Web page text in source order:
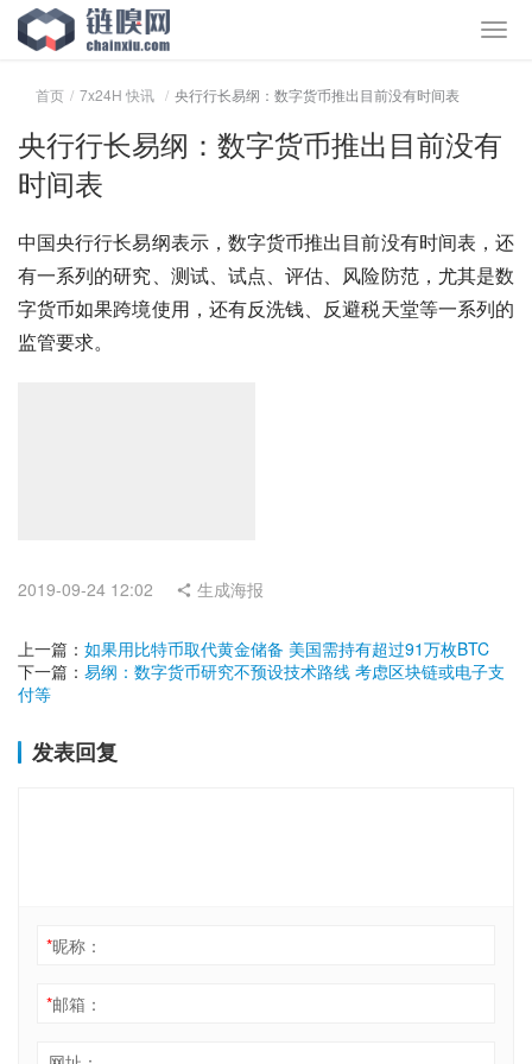
首页 7x24H 快讯 央行行长易纲：数字货币推出目前没有时间表
央行行长易纲：数字货币推出目前没有
时间表
中国央行行长易纲表示，数字货币推出目前没有时间表，还
有一系列的研究、测试、试点、评估、风险防范，尤其是数
字货币如果跨境使用，还有反洗钱、反避税天堂等一系列的
监管要求。
2019-09-24 12:02 生成海报
上一篇： 如果用比特币取代黄金储备 美国需持有超过91万枚BTC
下一篇： 易纲：数字货币研究不预设技术路线 考虑区块链或电子支
付等
发表回复
*昵称：
*邮箱：